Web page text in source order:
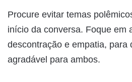
Procure evitar temas
início da conversa. Foque em
descontração e empatia, para
agradável para ambos.